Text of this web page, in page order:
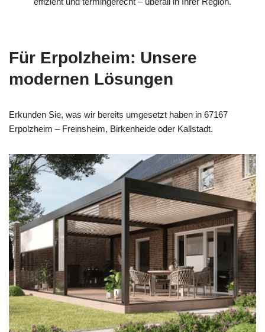
Für Erpolzheim: Unsere
modernen Lösungen
Erkunden Sie, was wir bereits umgesetzt haben in 67167
Erpolzheim – Freinsheim, Birkenheide oder Kallstadt.